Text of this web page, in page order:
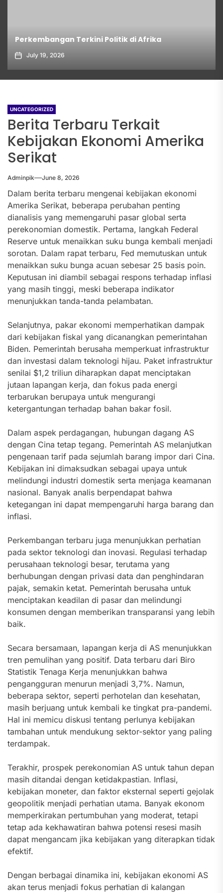
Perkembangan Terkini Politik di Afrika
July 19, 2026
UNCATEGORIZED
Berita Terbaru Terkait
Kebijakan Ekonomi Amerika
Serikat
Adminpik June 8, 2026
Dalam berita terbaru mengenai kebijakan ekonomi
Amerika Serikat, beberapa perubahan penting
dianalisis yang memengaruhi pasar global serta
perekonomian domestik. Pertama, langkah Federal
Reserve untuk menaikkan suku bunga kembali menjadi
sorotan. Dalam rapat terbaru, Fed memutuskan untuk
menaikkan suku bunga acuan sebesar 25 basis poin.
Keputusan ini diambil sebagai respons terhadap inflasi
yang masih tinggi, meski beberapa indikator
menunjukkan tanda-tanda pelambatan.
Selanjutnya, pakar ekonomi memperhatikan dampak
dari kebijakan fiskal yang dicanangkan pemerintahan
Biden. Pemerintah berusaha memperkuat infrastruktur
dan investasi dalam teknologi hijau. Paket infrastruktur
senilai $1,2 triliun diharapkan dapat menciptakan
jutaan lapangan kerja, dan fokus pada energi
terbarukan berupaya untuk mengurangi
ketergantungan terhadap bahan bakar fosil.
Dalam aspek perdagangan, hubungan dagang AS
dengan Cina tetap tegang. Pemerintah AS melanjutkan
pengenaan tarif pada sejumlah barang impor dari Cina.
Kebijakan ini dimaksudkan sebagai upaya untuk
melindungi industri domestik serta menjaga keamanan
nasional. Banyak analis berpendapat bahwa
ketegangan ini dapat mempengaruhi harga barang dan
inflasi.
Perkembangan terbaru juga menunjukkan perhatian
pada sektor teknologi dan inovasi. Regulasi terhadap
perusahaan teknologi besar, terutama yang
berhubungan dengan privasi data dan penghindaran
pajak, semakin ketat. Pemerintah berusaha untuk
menciptakan keadilan di pasar dan melindungi
konsumen dengan memberikan transparansi yang lebih
baik.
Secara bersamaan, lapangan kerja di AS menunjukkan
tren pemulihan yang positif. Data terbaru dari Biro
Statistik Tenaga Kerja menunjukkan bahwa
pengangguran menurun menjadi 3,7%. Namun,
beberapa sektor, seperti perhotelan dan kesehatan,
masih berjuang untuk kembali ke tingkat pra-pandemi.
Hal ini memicu diskusi tentang perlunya kebijakan
tambahan untuk mendukung sektor-sektor yang paling
terdampak.
Terakhir, prospek perekonomian AS untuk tahun depan
masih ditandai dengan ketidakpastian. Inflasi,
kebijakan moneter, dan faktor eksternal seperti gejolak
geopolitik menjadi perhatian utama. Banyak ekonom
memperkirakan pertumbuhan yang moderat, tetapi
tetap ada kekhawatiran bahwa potensi resesi masih
dapat mengancam jika kebijakan yang diterapkan tidak
efektif.
Dengan berbagai dinamika ini, kebijakan ekonomi AS
akan terus menjadi fokus perhatian di kalangan